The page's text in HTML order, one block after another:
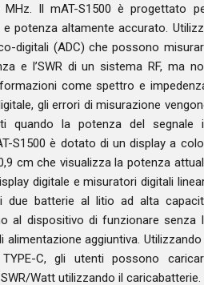
Il mAT-S1500 è progettato
potenza altamente accurato.
digitali (ADC) che possono
e l’SWR di un sistema RF, ma
come spettro e
gli errori di misurazione
quando la potenza del segnale
S1500 è dotato di un display a
cm che visualizza la potenza
digitale e misuratori digitali
due batterie al litio ad alta
al dispositivo di funzionare senza
aggiuntiva. Utilizzando
C, gli utenti possono
Watt utilizzando il caricabatterie.